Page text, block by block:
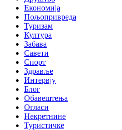
Економија
Пољопривреда
Туризам
Култура
Забава
Савети
Спорт
Здравље
Интервју
Блог
Обавештења
Огласи
Некретнине
Туристичке